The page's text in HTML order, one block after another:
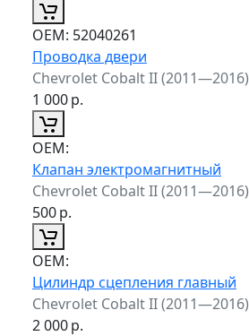
ОЕМ: 52040261
Проводка двери
Chevrolet Cobalt II (2011—2016)
1 000р.
ОЕМ:
Клапан электромагнитный
Chevrolet Cobalt II (2011—2016)
500р.
ОЕМ:
Цилиндр сцепления главный
Chevrolet Cobalt II (2011—2016)
2 000р.